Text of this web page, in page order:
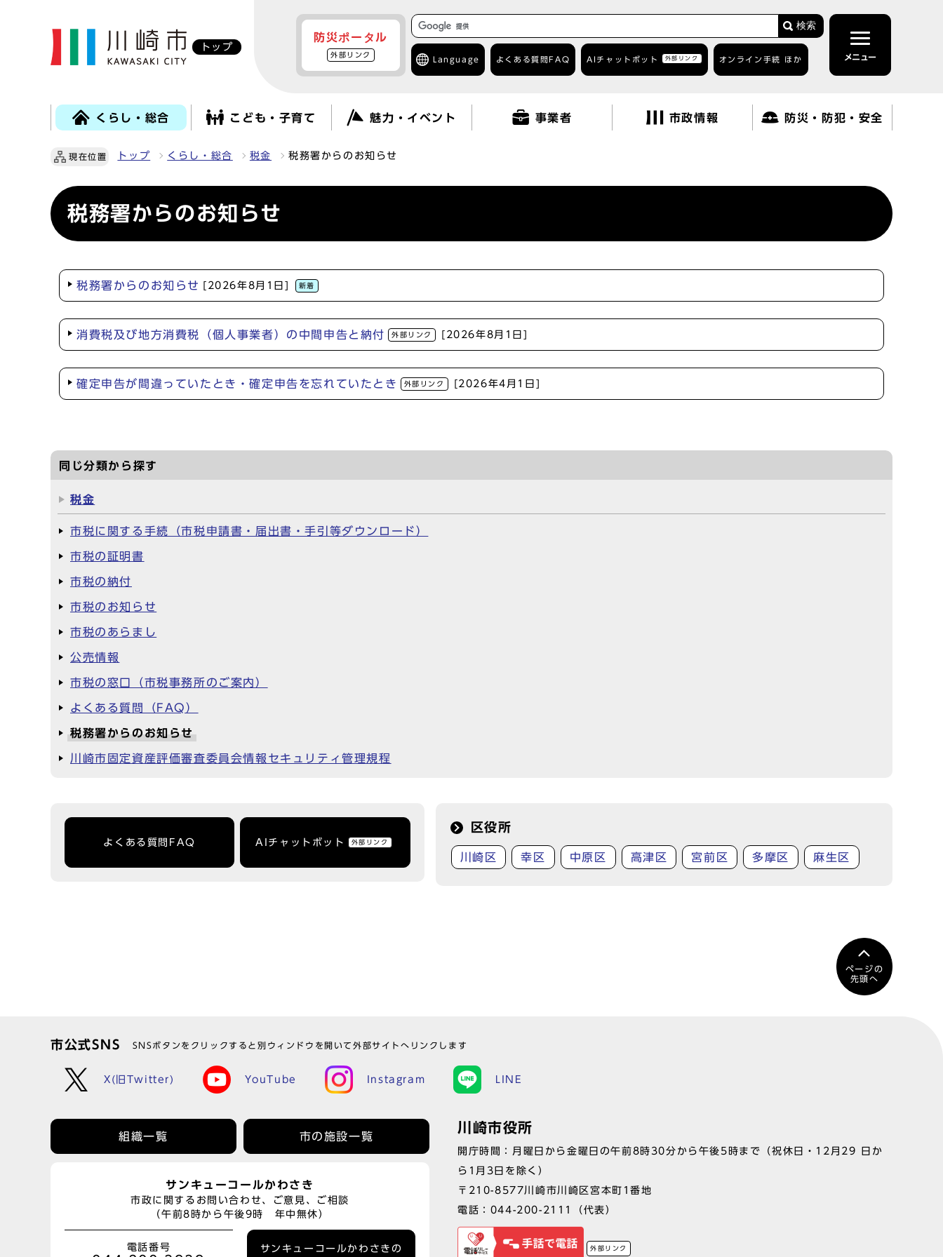
トップ
防災ポータル
外部リンク
検索
Language よくある質問 FAQ AIチャットボット 外部リンク オンライン手続 ほか メニュー
くらし・総合 こども・子育て 魅力・イベント 事業者 市政情報 防災・防犯・安全
現在位置 トップ くらし・総合 税金 税務署からのお知らせ
税務署からのお知らせ
税務署からのお知らせ [2026年8月1日] 新着
消費税及び地方消費税（個人事業者）の中間申告と納付 外部リンク [2026年8月1日]
確定申告が間違っていたとき・確定申告を忘れていたとき 外部リンク [2026年4月1日]
同じ分類から探す
税金
市税に関する手続（市税申請書・届出書・手引等ダウンロード）
市税の証明書
市税の納付
市税のお知らせ
市税のあらまし
公売情報
市税の窓口（市税事務所のご案内）
よくある質問（FAQ）
税務署からのお知らせ
川崎市固定資産評価審査委員会情報セキュリティ管理規程
よくある質問FAQ AIチャットボット 外部リンク
区役所
川崎区 幸区 中原区 高津区 宮前区 多摩区 麻生区
ページの
先頭へ
市公式SNS SNSボタンをクリックすると別ウィンドウを開いて外部サイトへリンクします
X(旧Twitter) YouTube Instagram LINE
組織一覧 市の施設一覧
サンキューコールかわさき
市政に関するお問い合わせ、ご意見、ご相談
（午前8時から午後9時 年中無休）
電話番号 サンキューコールかわさきの
川崎市役所
開庁時間：月曜日から金曜日の午前8時30分から午後5時まで（祝休日・12月29 日か
ら1月3日を除く）
〒210-8577川崎市川崎区宮本町1番地
電話： 044-200-2111 （代表）
外部リンク